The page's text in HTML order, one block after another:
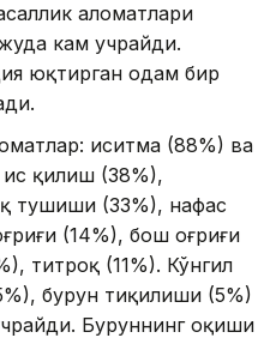
аломатлари
кам учрайди.
юқтирган одам бир
иситма (88%) ва
қилиш (38%),
тушиши (33%), нафас
(14%), бош оғриғи
титроқ (11%). Кўнгил
бурун тиқилиши (5%)
Буруннинг оқиши